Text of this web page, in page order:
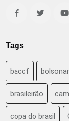
Tags
baccf
brasileirão
copa do brasil